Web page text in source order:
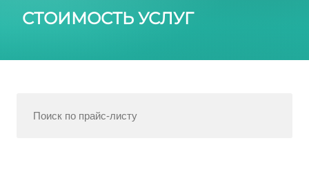
СТОИМОСТЬ УСЛУГ